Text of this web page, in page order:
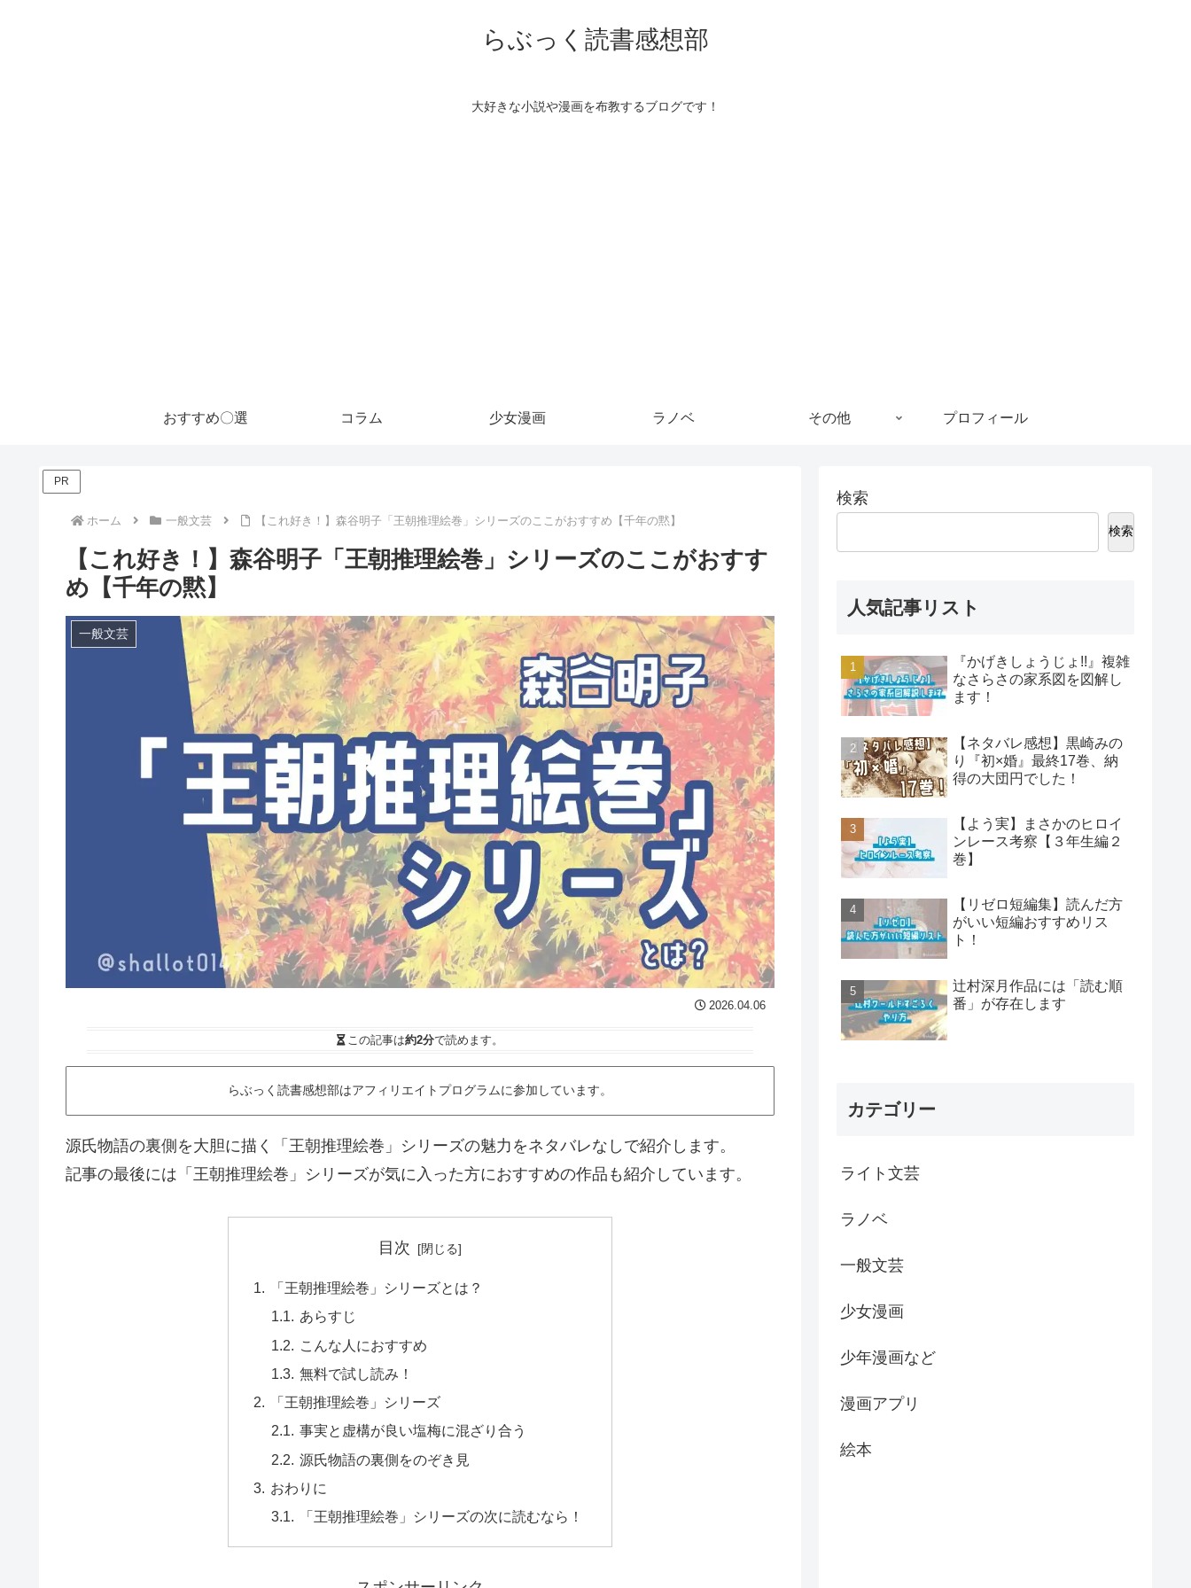
らぶっく読書感想部
大好きな小説や漫画を布教するブログです！
おすすめ〇選 コラム 少女漫画 ラノベ その他 プロフィール
PR
ホーム 一般文芸 【これ好き！】森谷明子「王朝推理絵巻」シリーズのここがおすすめ【千年の黙】
【これ好き！】森谷明子「王朝推理絵巻」シリーズのここがおすす
め【千年の黙】
一般文芸
2026.04.06
この記事は約2分で読めます。
らぶっく読書感想部はアフィリエイトプログラムに参加しています。
源氏物語の裏側を大胆に描く「王朝推理絵巻」シリーズの魅力をネタバレなしで紹介します。
記事の最後には「王朝推理絵巻」シリーズが気に入った方におすすめの作品も紹介しています。
目次
「王朝推理絵巻」シリーズとは？
あらすじ
こんな人におすすめ
無料で試し読み！
「王朝推理絵巻」シリーズ
事実と虚構が良い塩梅に混ざり合う
源氏物語の裏側をのぞき見
おわりに
「王朝推理絵巻」シリーズの次に読むなら！
検索
検索
人気記事リスト
『かげきしょうじょ!!』複雑
なさらさの家系図を図解し
ます！
【ネタバレ感想】黒崎みの
り『初×婚』最終17巻、納
得の大団円でした！
【よう実】まさかのヒロイ
ンレース考察【３年生編２
巻】
【リゼロ短編集】読んだ方
がいい短編おすすめリス
ト！
辻村深月作品には「読む順
番」が存在します
カテゴリー
ライト文芸
ラノベ
一般文芸
少女漫画
少年漫画など
漫画アプリ
絵本